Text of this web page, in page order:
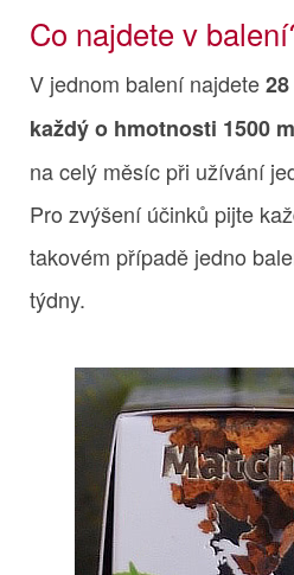
Co najdete v
V jednom balení najdete
každý o hmotnosti 1500
na celý měsíc při užívání
Pro zvýšení účinků pijte
takovém případě jedno
týdny.